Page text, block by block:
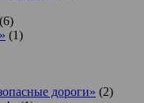
(6)
(1)
дороги» (2)